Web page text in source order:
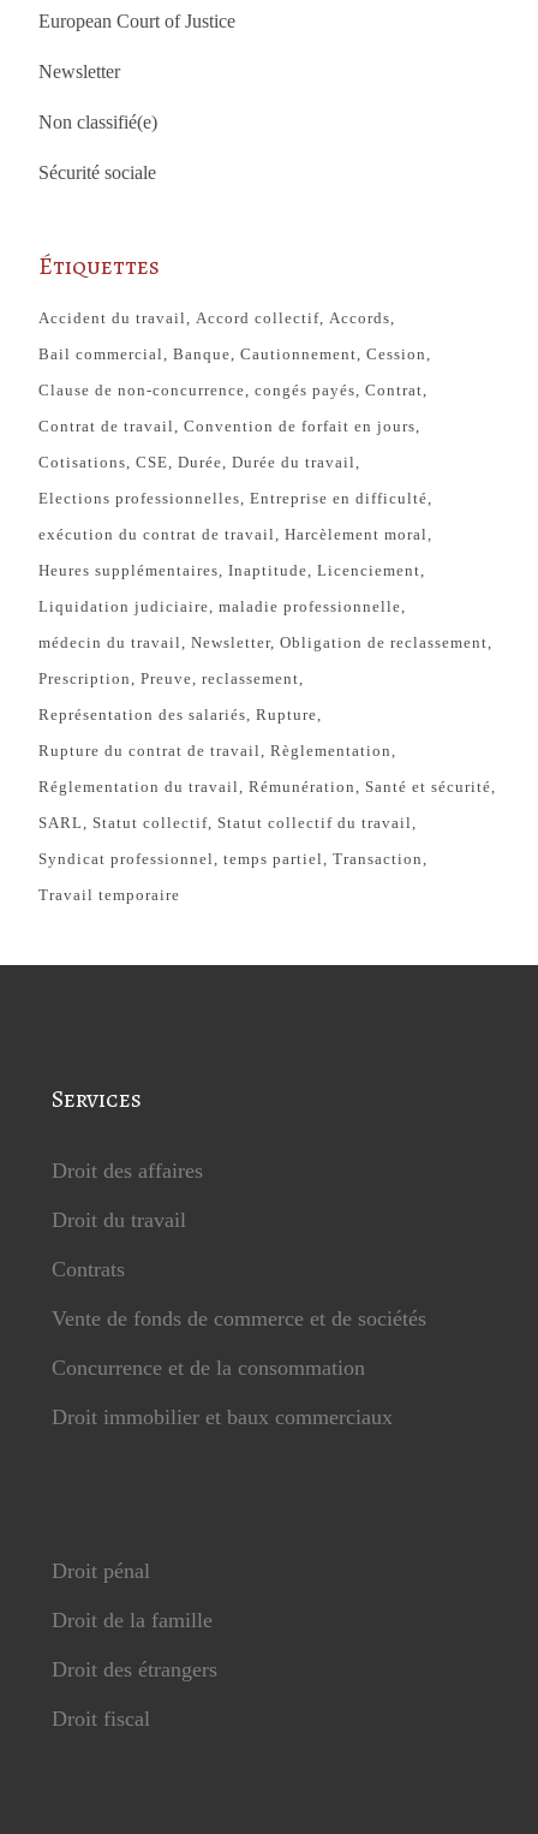
European Court of Justice
Newsletter
Non classifié(e)
Sécurité sociale
Étiquettes
Accident du travail Accord collectif Accords
Bail commercial
Banque Cautionnement
Cession
Clause de non-concurrence
congés payés
Contrat
Contrat de travail
Convention de forfait en jours
Cotisations
CSE Durée
Durée du travail
Elections professionnelles
Entreprise en difficulté
exécution du contrat de travail
Harcèlement moral
Heures supplémentaires
Inaptitude
Licenciement
Liquidation judiciaire
maladie professionnelle
médecin du travail
Newsletter Obligation de reclassement
Prescription
Preuve
reclassement
Représentation des salariés
Rupture
Rupture du contrat de travail
Règlementation
Réglementation du travail
Rémunération
Santé et sécurité
SARL
Statut collectif Statut collectif du travail
Syndicat professionnel
temps partiel
Transaction
Travail temporaire
Services
Droit des affaires
Droit du travail
Contrats
Vente de fonds de commerce et de sociétés
Concurrence et de la consommation
Droit immobilier et baux commerciaux
Droit pénal
Droit de la famille
Droit des étrangers
Droit fiscal